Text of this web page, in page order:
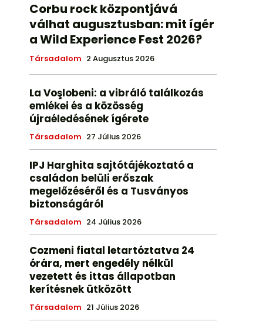
Corbu rock központjává
válhat augusztusban: mit ígér
a Wild Experience Fest 2026?
Társadalom 2 Augusztus 2026
La Voşlobeni: a vibráló találkozás
emlékei és a közösség
újraéledésének ígérete
Társadalom 27 Július 2026
IPJ Harghita sajtótájékoztató a
családon belüli erőszak
megelőzéséről és a Tusványos
biztonságáról
Társadalom 24 Július 2026
Cozmeni fiatal letartóztatva 24
órára, mert engedély nélkül
vezetett és ittas állapotban
kerítésnek ütközött
Társadalom 21 Július 2026